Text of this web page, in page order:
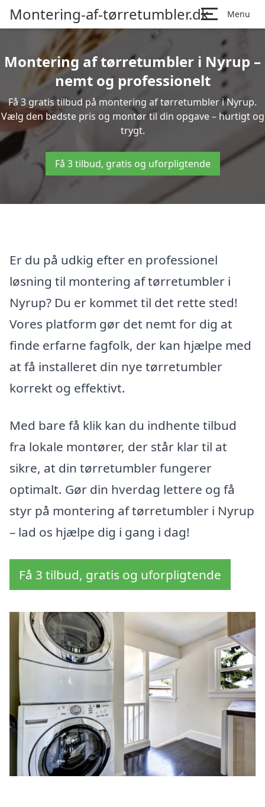
Montering-af-tørretumbler.dk Menu
Montering af tørretumbler i Nyrup –
nemt og professionelt
Få 3 gratis tilbud på montering af tørretumbler i Nyrup.
Vælg den bedste pris og montør til din opgave – hurtigt og
trygt.
Få 3 tilbud, gratis og uforpligtende
Er du på udkig efter en professionel
løsning til montering af tørretumbler i
Nyrup? Du er kommet til det rette sted!
Vores platform gør det nemt for dig at
finde erfarne fagfolk, der kan hjælpe med
at få installeret din nye tørretumbler
korrekt og effektivt.
Med bare få klik kan du indhente tilbud
fra lokale montører, der står klar til at
sikre, at din tørretumbler fungerer
optimalt. Gør din hverdag lettere og få
styr på montering af tørretumbler i Nyrup
– lad os hjælpe dig i gang i dag!
Få 3 tilbud, gratis og uforpligtende